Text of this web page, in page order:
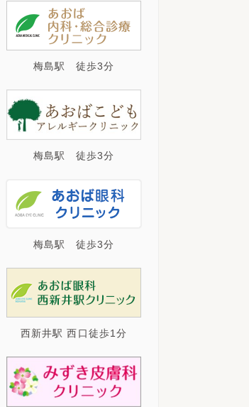
梅島駅 徒歩3分
梅島駅 徒歩3分
梅島駅 徒歩3分
西新井駅 西口徒歩1分